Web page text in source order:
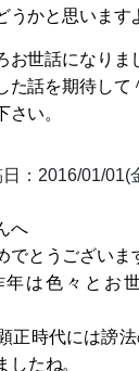
かと思います
世話になりま
た話を期待して
さい。
：2016/01/01(
へ
でとうございま
年は色々とお
正時代には謗
したね。